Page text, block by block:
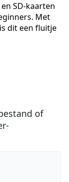
SD-kaarten
Met
dit een fluitje
of